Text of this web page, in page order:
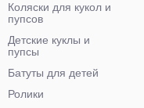
Коляски для кукол и
пупсов
Детские куклы и
пупсы
Батуты для детей
Ролики